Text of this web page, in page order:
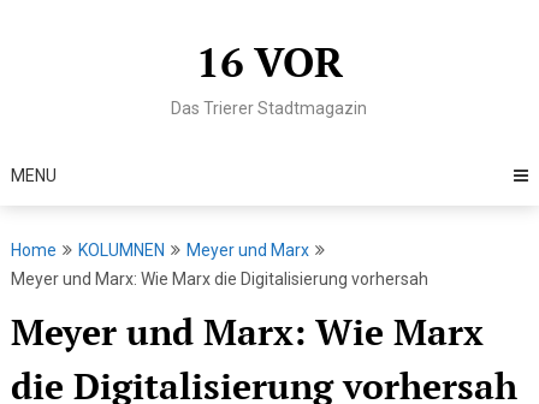
16 VOR
Das Trierer Stadtmagazin
MENU
Home KOLUMNEN
Meyer und Marx
Meyer und Marx: Wie Marx die Digitalisierung vorhersah
Meyer und Marx: Wie Marx
die Digitalisierung vorhersah